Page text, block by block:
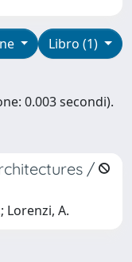
Libro (1)
0.003 secondi).
/
Lorenzi, A.